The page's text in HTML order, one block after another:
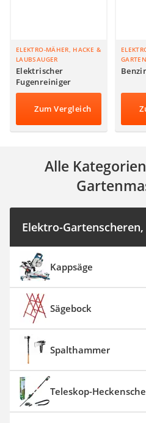
ELEKTRO-MÄHER, HACKE &
LAUBSAUGER
Elektrischer
Fugenreiniger
Zum Vergleich
&
Alle
Elektro-
Kappsäge
Sägebock
Spalthammer
Teleskop-